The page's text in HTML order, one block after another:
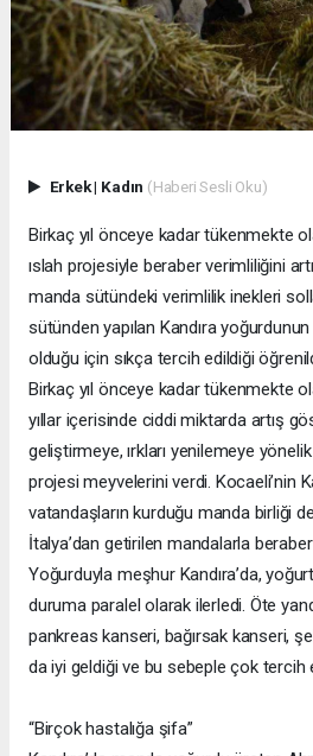
Erkek| Kadın (Haberi Sesli Oku)
Birkaç yıl önceye kadar tükenmekte
ıslah projesiyle beraber verimliliğini
manda sütündeki verimlilik inekleri
sütünden yapılan Kandıra
olduğu için sıkça tercih edildiği
Birkaç yıl önceye kadar tükenmekte
yıllar içerisinde ciddi miktarda artış
geliştirmeye, ırkları yenilemeye
projesi meyvelerini verdi. Kocaeli’nin
vatandaşların kurduğu manda birliği
İtalya’dan getirilen mandalarla
Yoğurduyla meşhur Kandıra’da,
duruma paralel olarak ilerledi. Öte
pankreas kanseri, bağırsak kanseri,
da iyi geldiği ve bu sebeple çok tercih
“Birçok hastalığa şifa”